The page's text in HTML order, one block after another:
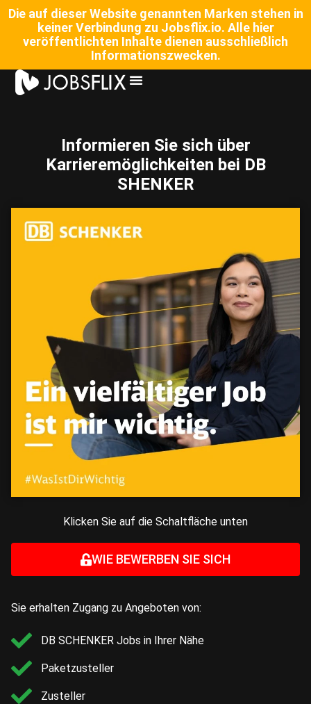
Die auf dieser Website genannten Marken stehen in
keiner Verbindung zu Jobsflix.io. Alle hier
veröffentlichten Inhalte dienen ausschließlich
Informationszwecken.
Informieren Sie sich über
Karrieremöglichkeiten bei DB
SHENKER
Klicken Sie auf die Schaltfläche unten
WIE BEWERBEN SIE SICH
Sie erhalten Zugang zu Angeboten von:
DB SCHENKER Jobs in Ihrer Nähe
Paketzusteller
Zusteller